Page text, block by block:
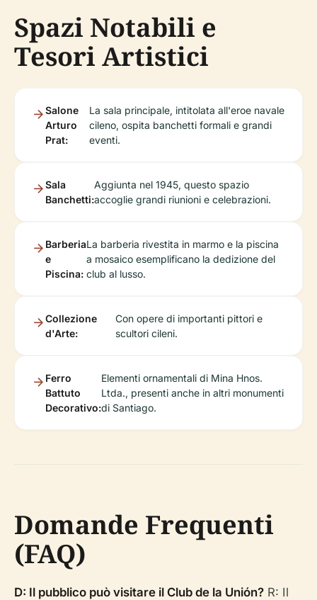
Spazi Notabili e
Tesori Artistici
Salone
Arturo
Prat:
La sala principale, intitolata all'eroe navale
cileno, ospita banchetti formali e grandi
eventi.
Sala
Banchetti:
Aggiunta nel 1945, questo spazio
accoglie grandi riunioni e celebrazioni.
Barberia
e
Piscina:
La barberia rivestita in marmo e la piscina
a mosaico esemplificano la dedizione del
club al lusso.
Collezione
d'Arte:
Con opere di importanti pittori e
scultori cileni.
Ferro
Battuto
Decorativo:
Elementi ornamentali di Mina Hnos.
Ltda., presenti anche in altri monumenti
di Santiago.
Domande Frequenti
(FAQ)
D: Il pubblico può visitare il Club de la Unión? R: Il